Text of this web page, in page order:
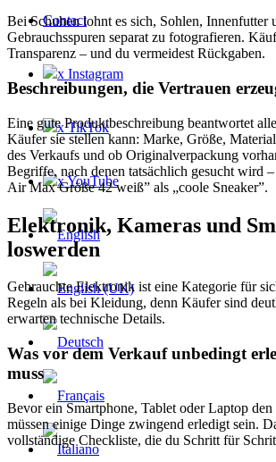
Contact
x Instagram
x TikTok
x YouTube
Bei Schuhen lohnt es sich, Sohlen, Innenfutter
Gebrauchsspuren separat zu fotografieren.
Transparenz – und du vermeidest Rückgaben.
Beschreibungen, die Vertrauen
Eine gute Produktbeschreibung beantwortet
Käufer sie stellen kann: Marke, Größe,
des Verkaufs und ob Originalverpackung
Begriffe, nach denen tatsächlich gesucht wird
Air Max Größe 42 weiß” als „coole Sneaker”.
Elektronik, Kameras und
loswerden
Gebrauchte Elektronik ist eine Kategorie für
Regeln als bei Kleidung, denn Käufer sind
erwarten technische Details.
Was vor dem Verkauf unbedingt
muss
Bevor ein Smartphone, Tablet oder Laptop
müssen einige Dinge zwingend erledigt sein.
vollständige Checkliste, die du Schritt für